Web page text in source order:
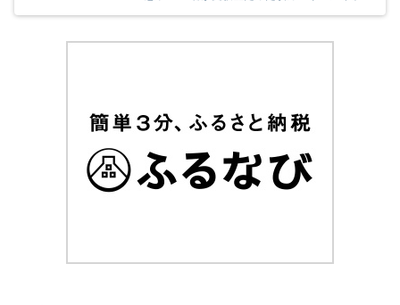
(^^) 今年のカロリーメイトの受験応援CMも音